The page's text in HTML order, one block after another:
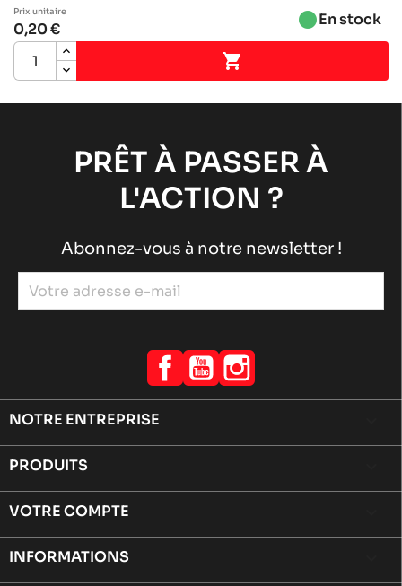
Prix ​​unitaire
0,20 € brightness_1En stock

PRÊT À PASSER À
L'ACTION ?
Abonnez-vous à notre newsletter !
Facebook
YouTube
NOTRE ENTREPRISE
PRODUITS
VOTRE COMPTE
INFORMATIONS